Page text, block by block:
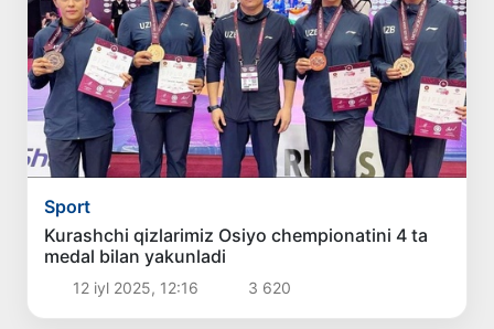
Sport
Kurashchi qizlarimiz Osiyo chempionatini 4 ta
medal bilan yakunladi
12 iyl 2025, 12:16 3 620